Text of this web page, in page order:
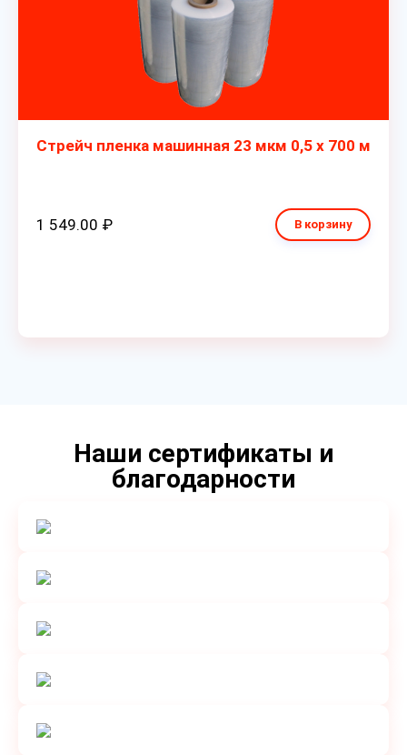
Стрейч пленка машинная 23 мкм 0,5 х 700 м
1 549.00 ₽ В корзину
Наши сертификаты и
благодарности